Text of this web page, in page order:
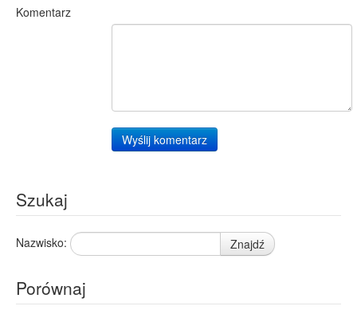
Komentarz
Wyślij komentarz
Szukaj
Nazwisko: Znajdź
Porównaj